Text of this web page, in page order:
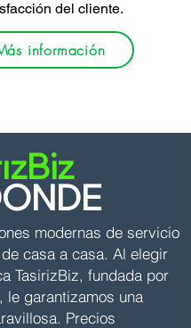
del cliente.
información
modernas de servicio
casa a casa. Al elegir
TasirizBiz, fundada por
, le garantizamos una
Precios